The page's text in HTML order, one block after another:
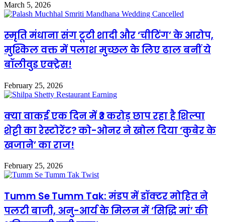
March 5, 2026
स्मृति मंधाना संग टूटी शादी और ‘चीटिंग’ के आरोप,
मुश्किल वक्त में पलाश मुच्छल के लिए ढाल बनीं ये
बॉलीवुड एक्ट्रेस!
February 25, 2026
क्या वाकई एक दिन में ₹3 करोड़ छाप रहा है शिल्पा
शेट्टी का रेस्टोरेंट? को-ओनर ने खोल दिया ‘कुबेर के
खजाने’ का राज!
February 25, 2026
Tumm Se Tumm Tak: मंडप में डॉक्टर मोहित ने
पलटी बाजी, अनु-आर्य के मिलन में ‘सिद्धि मां’ की